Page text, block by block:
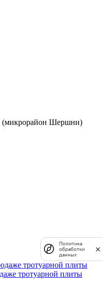
(микрорайон Шершни)
тротуарной плиты
Политика
обработки
данных